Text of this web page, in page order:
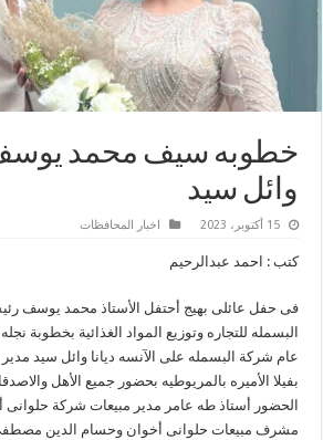
خطوبه سيف محمد يوسف
وائل سيد
15 أكتوبر، 2023 اخبار المحافظات
كتب : احمد عبدالرحيم
فى حفل عائلى بهيج أحتفل الأستاذ محمد يوسف
البسمله للتجاره وتوزيع المواد الغذائية بخطوبة
عام شركة البسمله على الآنسه ديانا وائل سيد مدير
بفيلا الأميره بالمريوطيه بحضور جميع الأهل
الحضور أستاذ طه عامر مدير مبيعات شركة
مشرف مبيعات حلوانى أخوان وحسام الدين